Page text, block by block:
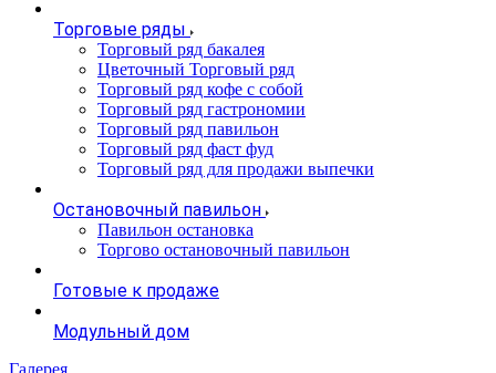
Торговые ряды
Торговый ряд бакалея
Цветочный Торговый ряд
Торговый ряд кофе с собой
Торговый ряд гастрономии
Торговый ряд павильон
Торговый ряд фаст фуд
Торговый ряд для продажи выпечки
Остановочный павильон
Павильон остановка
Торгово остановочный павильон
Готовые к продаже
Модульный дом